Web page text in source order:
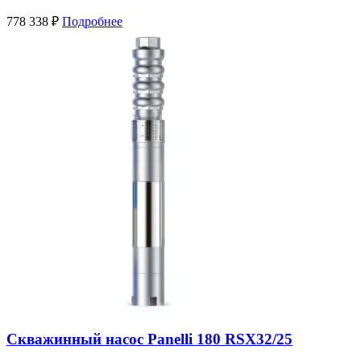
778 338 ₽ Подробнее
Скважинный насос Panelli 180 RSX32/25